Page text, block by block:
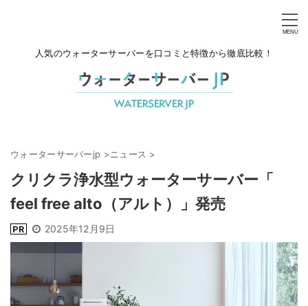
人気のウォーターサーバーを口コミと特徴から徹底比較！
ウォーターサーバーjp >ニュース >
クリクラ浄水型ウォーターサーバー「
feel free alto（アルト）」発売
2025年12月9日